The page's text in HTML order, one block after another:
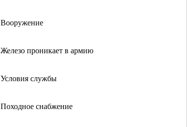
Вооружение
Железо проникает в армию
Условия службы
Походное снабжение